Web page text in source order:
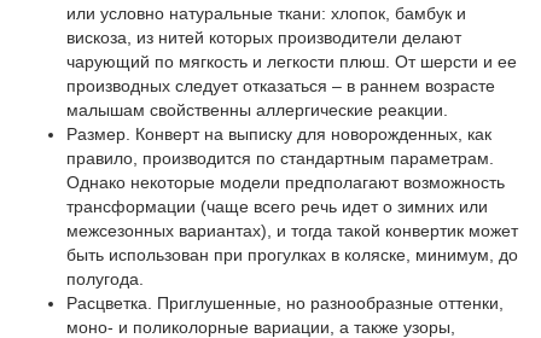
или условно натуральные ткани: хлопок, бамбук и
вискоза, из нитей которых производители делают
чарующий по мягкость и легкости плюш. От шерсти и ее
производных следует отказаться – в раннем возрасте
малышам свойственны аллергические реакции.
Размер. Конверт на выписку для новорожденных, как
правило, производится по стандартным параметрам.
Однако некоторые модели предполагают возможность
трансформации (чаще всего речь идет о зимних или
межсезонных вариантах), и тогда такой конвертик может
быть использован при прогулках в коляске, минимум, до
полугода.
Расцветка. Приглушенные, но разнообразные оттенки,
моно- и поликолорные вариации, а также узоры,